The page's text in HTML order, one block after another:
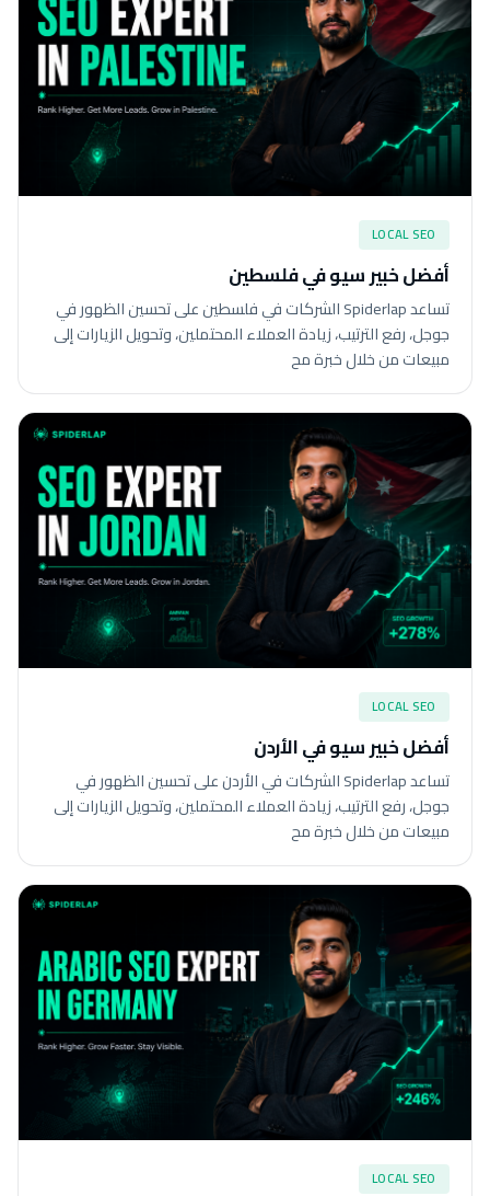
LOCAL SEO
أفضل خبير سيو في فلسطين
تساعد Spiderlap الشركات في فلسطين على تحسين الظهور في
جوجل، رفع الترتيب، زيادة العملاء المحتملين، وتحويل الزيارات إلى
مبيعات من خلال خبرة مح
LOCAL SEO
أفضل خبير سيو في الأردن
تساعد Spiderlap الشركات في الأردن على تحسين الظهور في
جوجل، رفع الترتيب، زيادة العملاء المحتملين، وتحويل الزيارات إلى
مبيعات من خلال خبرة مح
LOCAL SEO